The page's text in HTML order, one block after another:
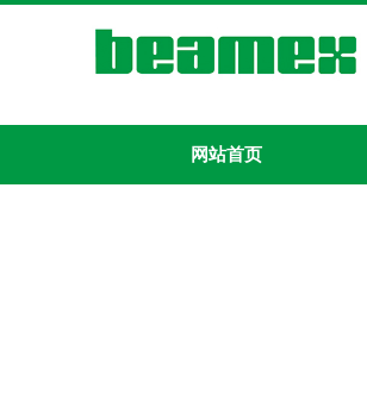
网站首页